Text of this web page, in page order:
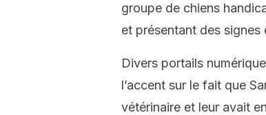
groupe de chiens
et présentant des signes
Divers portails
l’accent sur le fait que
vétérinaire et leur avait